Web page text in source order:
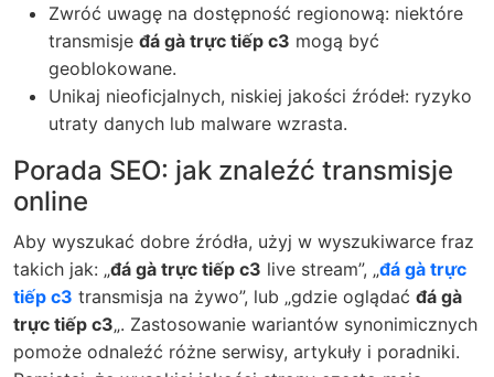
Zwróć uwagę na dostępność regionową: niektóre
transmisje đá gà trực tiếp c3 mogą być
geoblokowane.
Unikaj nieoficjalnych, niskiej jakości źródeł: ryzyko
utraty danych lub malware wzrasta.
Porada SEO: jak znaleźć transmisje
online
Aby wyszukać dobre źródła, użyj w wyszukiwarce fraz
takich jak: „đá gà trực tiếp c3 live stream”, „đá gà trực
tiếp c3 transmisja na żywo”, lub „gdzie oglądać đá gà
trực tiếp c3„. Zastosowanie wariantów synonimicznych
pomoże odnaleźć różne serwisy, artykuły i poradniki.